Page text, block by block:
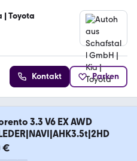
| Toyota
Kontakt Parken
3.3 V6 EX AWD
€